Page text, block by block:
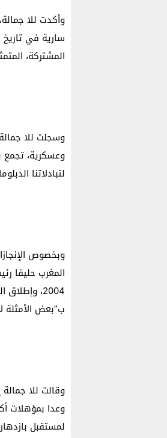
وأكدت للا
سارية في تاريخ
المشتركة،
وسجلت للا
لتبادلاتنا
وبخصوص
المغرب حليفا
ب”بعض الأمثلة
وقالت للا
وعدا بمؤهلات
لمستقبل